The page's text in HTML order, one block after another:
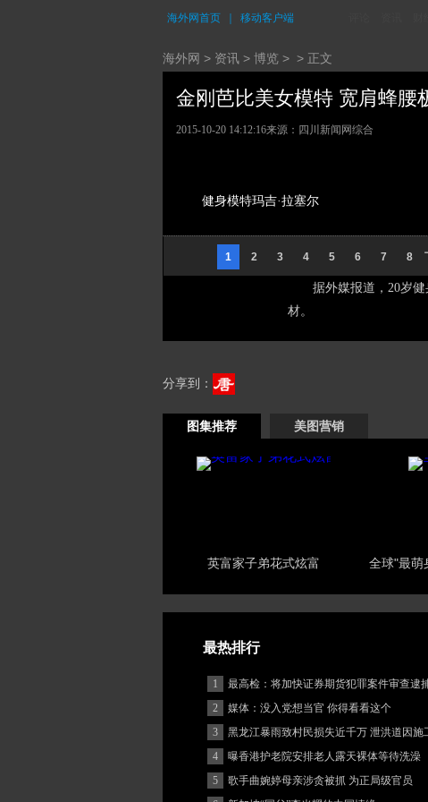
海外网首页 移动客户端
海外网 > 资讯 > 博览 > > 正文
金刚芭比美女模特 宽肩蜂
2015-10-20 14:12:16来源：四川新闻网综合
健身模特玛吉·拉塞尔
1 2 3 4 5 6 7 8
据外媒报道，20岁健身
材。
分享到：
图集推荐 美图营销
英富家子弟花式炫富 全球"最萌
最热排行
1
最高检：将加快证券期货犯罪案件审查逮
度
2
媒体：没入党想当官 你得看看这个
3
黑龙江暴雨致村民损失近千万 泄洪道因施
堵
4
曝香港护老院安排老人露天裸体等待洗澡
5
歌手曲婉婷母亲涉贪被抓 为正局级官员